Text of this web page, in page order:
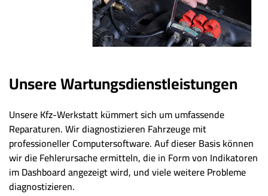
Unsere Wartungsdienstleistungen
Unsere Kfz-Werkstatt kümmert sich um umfassende
Reparaturen. Wir diagnostizieren Fahrzeuge mit
professioneller Computersoftware. Auf dieser Basis können
wir die Fehlerursache ermitteln, die in Form von Indikatoren
im Dashboard angezeigt wird, und viele weitere Probleme
diagnostizieren.